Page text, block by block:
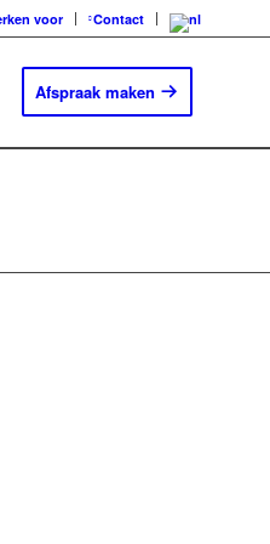
voor Contact
Afspraak maken